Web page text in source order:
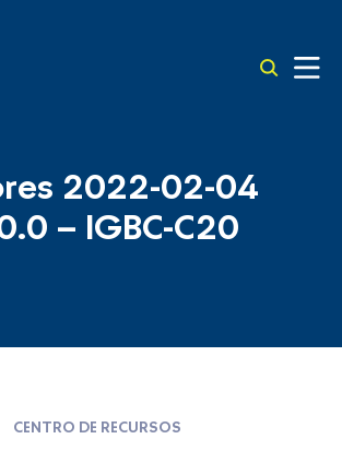
2022-02-04
– IGBC-C20
CENTRO DE RECURSOS